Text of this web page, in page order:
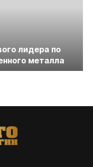
лидера по
металла